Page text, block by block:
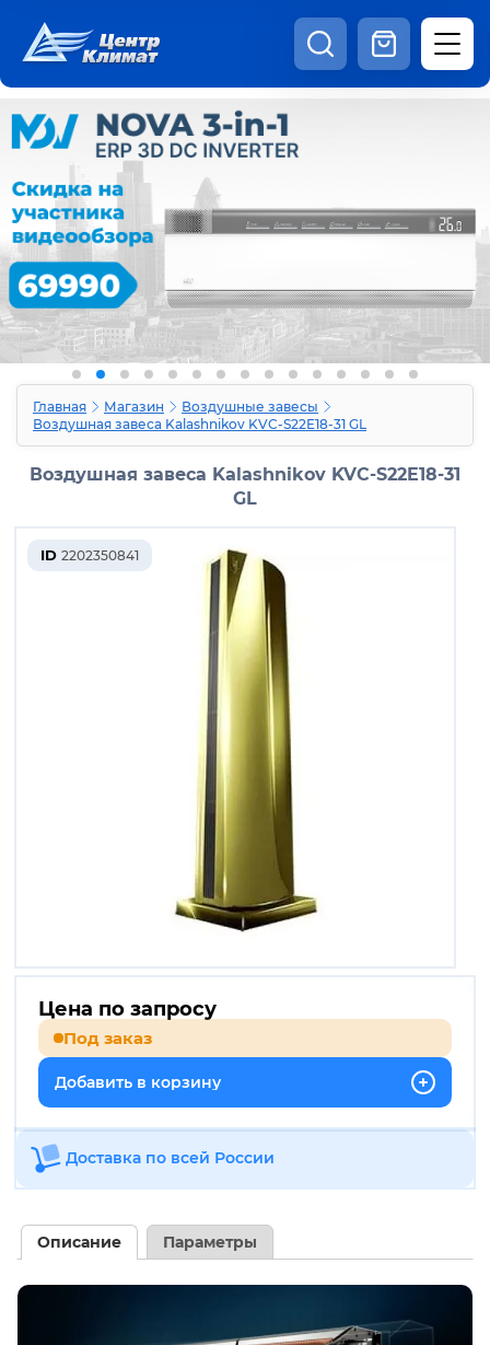
Каталог
Статьи
Наши работы Отзывы
Доставка и оплата Оферта
Контакты
8:00 - 20:00 Шоурум
Главная Магазин
Воздушные завесы
Воздушная завеса Kalashnikov KVC-S22E18-31 GL
Воздушная завеса Kalashnikov KVC-S22E18-31
GL
ID 2202350841
Цена по запросу
Под заказ
Добавить в корзину
Доставка по всей России
Описание Параметры